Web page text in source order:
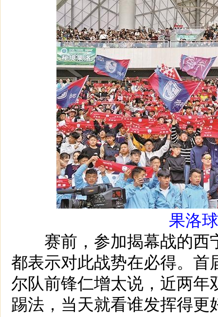
果洛
赛前，参加揭幕战的西
都表示对此战势在必得。
尔队前锋仁增太说，近两
踢法，当天就看谁发挥得